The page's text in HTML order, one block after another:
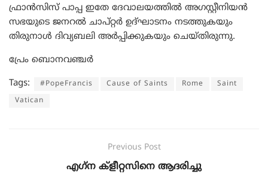
ഫ്രാൻസിസ് പാപ്പ ഇതേ ദേവാലയത്തിൽ അഗസ്റ്റീനിയൻ
സഭയുടെ ജനറൽ ചാപ്റ്റർ ഉദ്‌ഘാടനം നടത്തുകയും
തിരുനാൾ ദിവ്യബലി അർപ്പിക്കുകയും ചെയ്തിരുന്നു.
പ്രേം ബൊനവഞ്ചർ
Tags: #PopeFrancis Cause of Saints Rome
Saint
Vatican
Previous Post
എഗ്‌ന ക്ളീറ്റസിനെ ആദരിച്ചു